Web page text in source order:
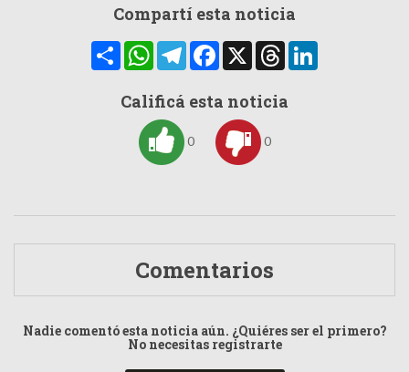
Compartí esta noticia
CompartirWhatsAppTelegramFacebook
X Threads
Calificá esta noticia
0 0
Comentarios
Nadie comentó esta noticia aún. ¿Quiéres ser el primero?
No necesitas registrarte